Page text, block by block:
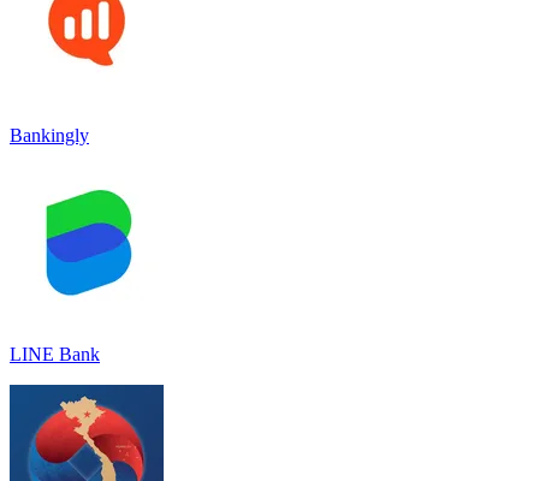
Bankingly
LINE Bank